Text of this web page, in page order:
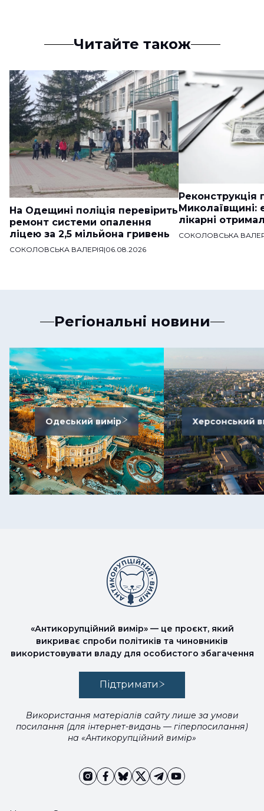
Читайте також
На Одещині поліція перевірить
ремонт системи опалення
ліцею за 2,5 мільйона гривень
СОКОЛОВСЬКА ВАЛЕРІЯ|06.08.2026
Реконструкція
Миколаївщині:
лікарні
СОКОЛОВСЬКА
Регіональні новини
Одеський вимір Херсонський
«Антикорупційний вимір» — це проєкт, який
викриває спроби політиків та чиновників
використовувати владу для особистого збагачення
Підтримати
Використання матеріалів сайту лише за умови
посилання (для інтернет-видань — гіперпосилання)
на «Антикорупційний вимір»